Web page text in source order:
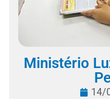
Ministério
14/